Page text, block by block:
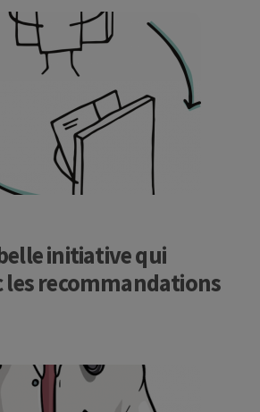
initiative qui
les recommandations